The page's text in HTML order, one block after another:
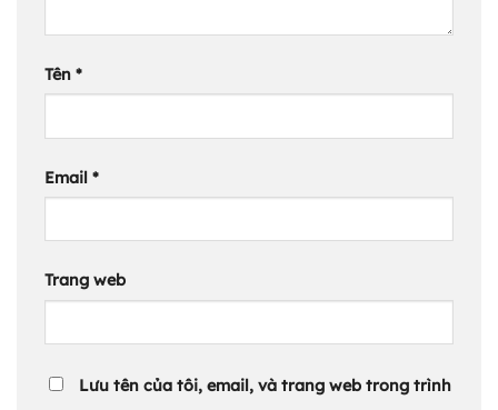
Tên *
Email *
Trang web
Lưu tên của tôi, email, và trang web trong trình